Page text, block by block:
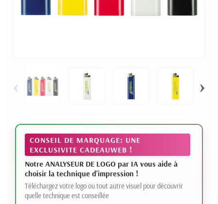
‹ ›
CONSEIL DE MARQUAGE: UNE
EXCLUSIVITE CADEAUWEB !
Notre ANALYSEUR DE LOGO par IA vous aide à
choisir la technique d'impression !
Téléchargez votre logo ou tout autre visuel pour découvrir
quelle technique est conseillée